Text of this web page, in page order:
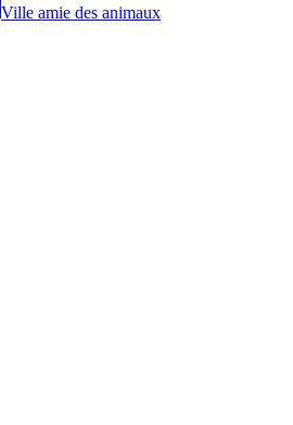
Ville amie des animaux